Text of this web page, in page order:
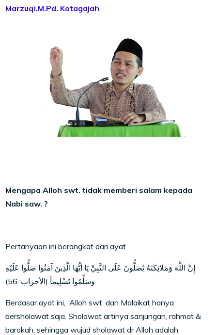
Marzuqi,M.Pd. Kotagajah
Mengapa Alloh swt. tidak memberi salam kepada
Nabi saw. ?
Pertanyaan ini berangkat dari ayat
إِنَّ اللَّهَ وَمَلائِكَتَهُ يُصَلُّونَ عَلَى النَّبِيِّ يَا أَيُّهَا الَّذِينَ آمَنُوا صَلُّوا عَلَيْهِ
وَسَلِّمُوا تَسْلِيماً (الأحزاب: 56)
Berdasar ayat ini, Alloh swt. dan Malaikat hanya
bersholawat saja. Sholawat artinya sanjungan, rahmat &
barokah, sehingga wujud sholawat dr Alloh adalah